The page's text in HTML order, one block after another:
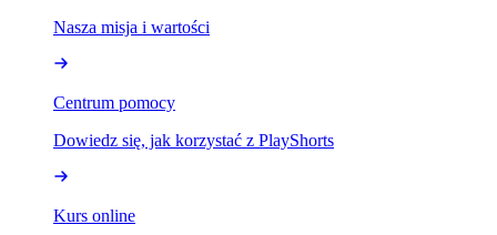
Nasza misja i wartości
Centrum pomocy
Dowiedz się, jak korzystać z PlayShorts
Kurs online